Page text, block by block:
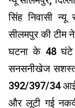
सिंह निवासी न्यू
सीलमपुर की
घटना के 48 घंटे
सनसनीखेज
392/397/34
और लूटी गई